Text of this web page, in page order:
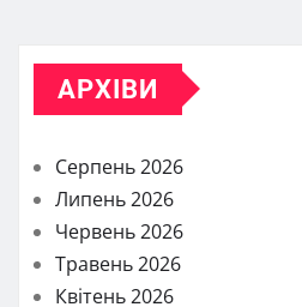
АРХІВИ
Серпень 2026
Липень 2026
Червень 2026
Травень 2026
Квітень 2026